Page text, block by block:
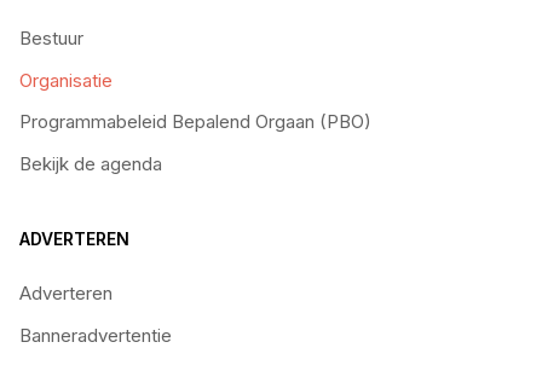
Bestuur
Organisatie
Programmabeleid Bepalend Orgaan (PBO)
Bekijk de agenda
ADVERTEREN
Adverteren
Banneradvertentie